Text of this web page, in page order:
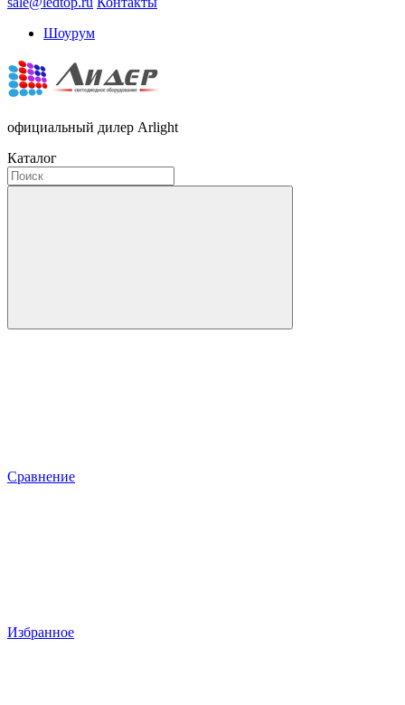
Шоурум
официальный дилер Arlight
Каталог
Сравнение
Избранное